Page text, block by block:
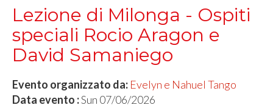
Lezione di Milonga - Ospiti
speciali Rocio Aragon e
David Samaniego
Evento organizzato da: Evelyn e Nahuel Tango
Data evento :Sun 07/06/2026